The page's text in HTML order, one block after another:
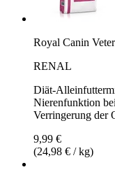
Royal Canin
RENAL
Diät-
Nierenfunktion
Verringerung der
9,99 €
(24,98 € / kg)